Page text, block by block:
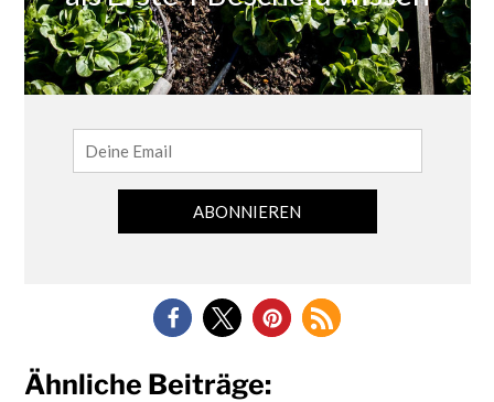
Ähnliche Beiträge: